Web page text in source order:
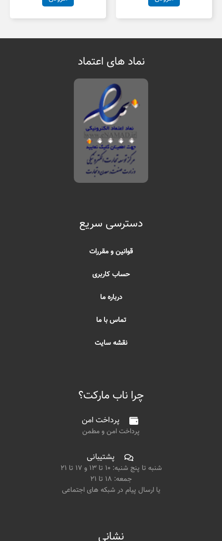
نماد های اعتماد
دسترسی سریع
قوانین و مقررات
حساب کاربری
درباره ما
تماس با ما
نقشه سایت
چرا ناب مارکت؟
پرداخت امن
پرداخت امن و مطمن
پشتیبانی
شنبه تا پنج شنبه: ۱۰ تا ۱۳ و ۱۷ تا ۲۱
جمعه: ۱۸ تا ۲۱
یا ارسال پیام در شبکه های اجتماعی
نشانی